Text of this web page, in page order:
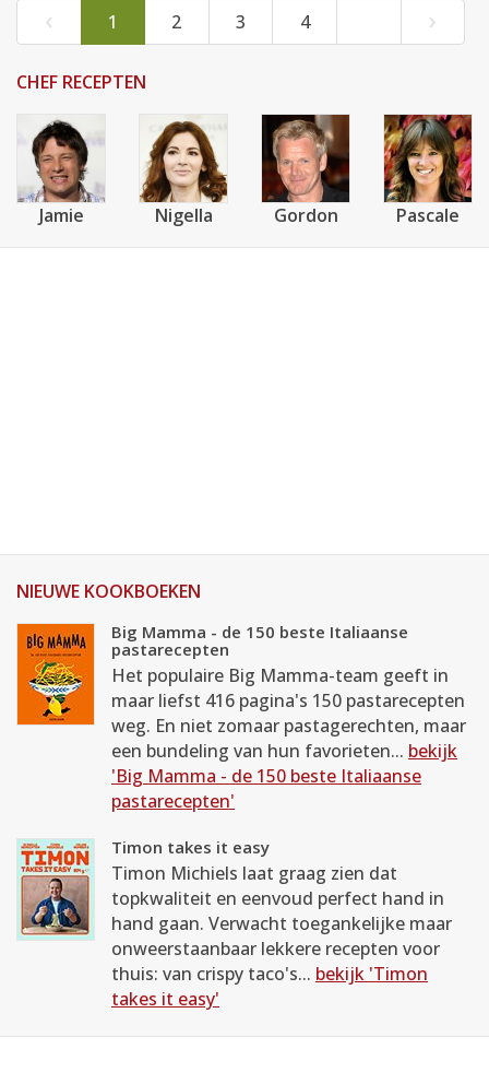
‹ 1 2 3 4 ›
CHEF RECEPTEN
Jamie Nigella Gordon Pascale
NIEUWE KOOKBOEKEN
Big Mamma - de 150 beste Italiaanse
pastarecepten
Het populaire Big Mamma-team geeft in
maar liefst 416 pagina's 150 pastarecepten
weg. En niet zomaar pastagerechten, maar
een bundeling van hun favorieten... bekijk
'Big Mamma - de 150 beste Italiaanse
pastarecepten'
Timon takes it easy
Timon Michiels laat graag zien dat
topkwaliteit en eenvoud perfect hand in
hand gaan. Verwacht toegankelijke maar
onweerstaanbaar lekkere recepten voor
thuis: van crispy taco's... bekijk 'Timon
takes it easy'